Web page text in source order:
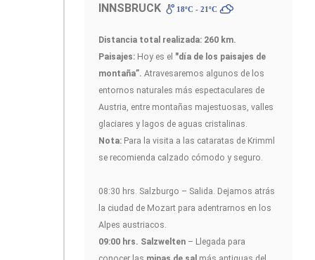
INNSBRUCK
18ºC - 21ºC
Distancia total realizada: 260 km.
Paisajes: Hoy es el "día de los paisajes de
montaña”. Atravesaremos algunos de los
entornos naturales más espectaculares de
Austria, entre montañas majestuosas, valles
glaciares y lagos de aguas cristalinas.
Nota: Para la visita a las cataratas de Krimml
se recomienda calzado cómodo y seguro.
08:30 hrs. Salzburgo – Salida. Dejamos atrás
la ciudad de Mozart para adentrarnos en los
Alpes austriacos.
09:00 hrs. Salzwelten – Llegada para